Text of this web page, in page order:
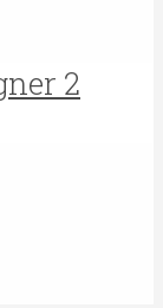
2